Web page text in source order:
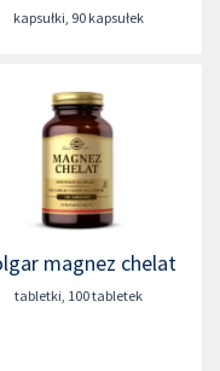
kapsułki, 90 kapsułek
magnez chelat
tabletki, 100 tabletek